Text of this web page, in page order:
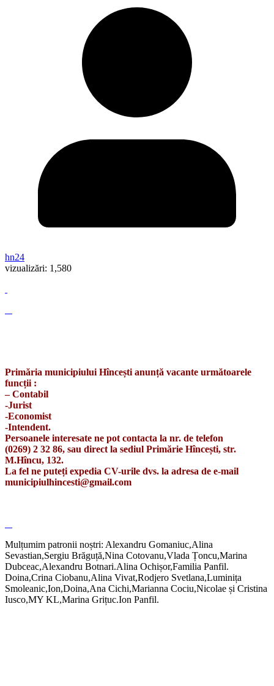
hn24
vizualizări: 1,580
Primăria municipiului Hîncești anunță vacante următoarele
funcții :
– Contabil
-Jurist
-Economist
-Intendent.
Persoanele interesate ne pot contacta la nr. de telefon
(0269) 2 32 86, sau direct la sediul Primărie Hîncești, str.
M.Hîncu, 132.
La fel ne puteți expedia CV-urile dvs. la adresa de e-mail
municipiulhincesti@gmail.com
Mulțumim patronii noștri: Alexandru Gomaniuc,Alina
Sevastian,Sergiu Brăguță,Nina Cotovanu,Vlada Țoncu,Marina
Dubceac,Alexandru Botnari.Alina Ochișor,Familia Panfil.
Doina,Crina Ciobanu,Alina Vivat,Rodjero Svetlana,Luminița
Smoleanic,Ion,Doina,Ana Cichi,Marianna Cociu,Nicolae și Cristina
Iusco,MY KL,Marina Grițuc.Ion Panfil.